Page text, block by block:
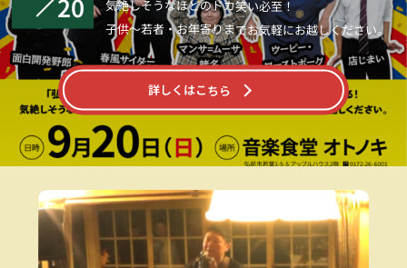
20 気絶しそうなほどのドカ笑い必至！
子供～若者・お年寄りまでお気軽にお越しください。
詳しくはこちら